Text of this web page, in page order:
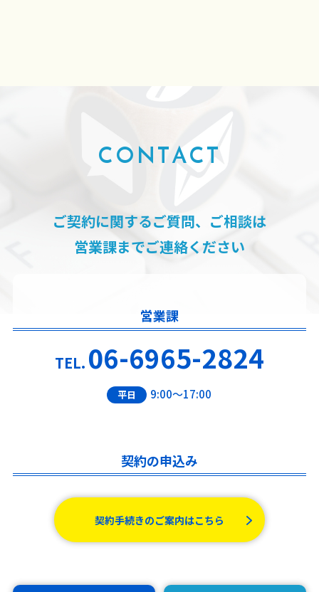
CONTACT
ご契約に関するご質問、ご相談は
営業課までご連絡ください
営業課
TEL. 06-6965-2824
平日 9:00～17:00
契約の申込み
契約手続きのご案内はこちら